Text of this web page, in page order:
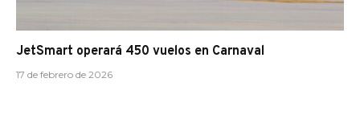
JetSmart operará 450 vuelos en Carnaval
17 de febrero de 2026